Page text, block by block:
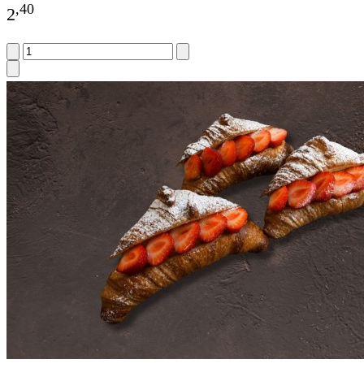
2,40